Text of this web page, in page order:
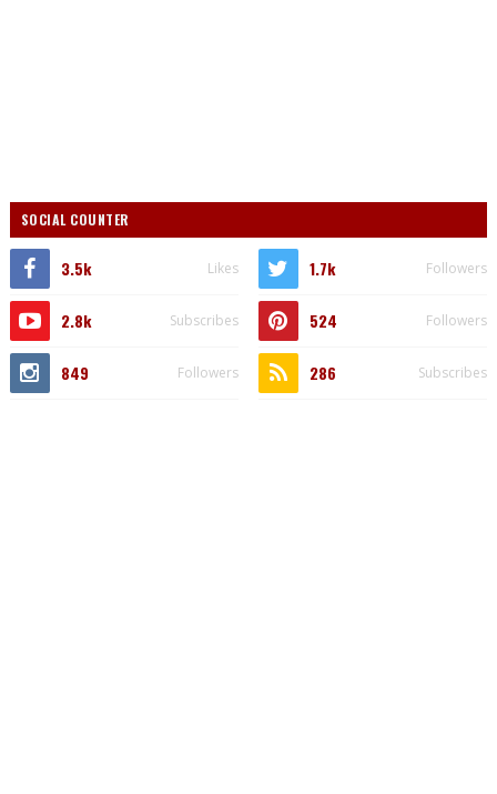
SOCIAL COUNTER
3.5k Likes 1.7k Followers
2.8k Subscribes 524 Followers
849 Followers 286 Subscribes